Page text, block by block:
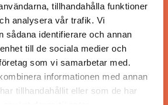
tillhandahålla funktioner
analysera vår trafik. Vi
sådana identifierare och annan
till de sociala medier och
som vi samarbetar med.
informationen med annan
tillhandahållit eller som de har
UTGIVARE
Siljhammar
UPPHOVSRÄTT